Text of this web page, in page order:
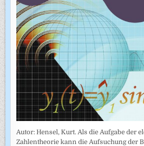
Autor: Hensel, Kurt. Als die Aufgabe der
Zahlentheorie kann die Aufsuchung der